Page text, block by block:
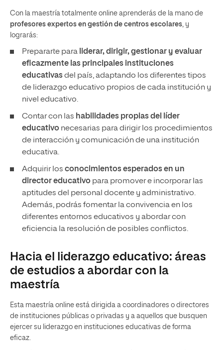
Con la maestría totalmente online aprenderás de la mano de
profesores expertos en gestión de centros escolares, y
lograrás:
Prepararte para liderar, dirigir, gestionar y evaluar
eficazmente las principales instituciones
educativasdel país, adaptando los diferentes tipos
de liderazgo educativo propios de cada institución y
nivel educativo.
Contar con las habilidades propias del líder
educativo necesarias para dirigir los procedimientos
de interacción y comunicación de una institución
educativa.
Adquirir los conocimientos esperados en un
director educativo para promover e incorporar las
aptitudes del personal docente y administrativo.
Además, podrás fomentar la convivencia en los
diferentes entornos educativos y abordar con
eficiencia la resolución de posibles conflictos.
Hacia el liderazgo educativo: áreas
de estudios a abordar con la
maestría
Esta maestría online está dirigida a coordinadores o directores
de instituciones públicas o privadas y a aquellos que busquen
ejercer su liderazgo en instituciones educativas de forma
eficaz.